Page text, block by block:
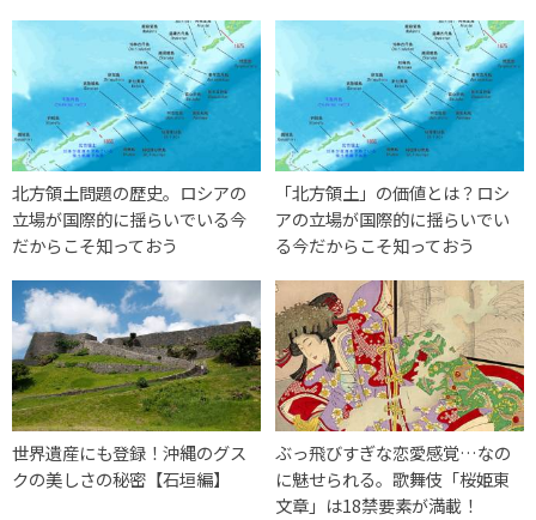
北方領土問題の歴史。ロシアの
立場が国際的に揺らいでいる今
だからこそ知っておう
「北方領土」の価値とは？ロシ
アの立場が国際的に揺らいでい
る今だからこそ知っておう
世界遺産にも登録！沖縄のグス
クの美しさの秘密【石垣編】
ぶっ飛びすぎな恋愛感覚…なの
に魅せられる。歌舞伎「桜姫東
文章」は18禁要素が満載！